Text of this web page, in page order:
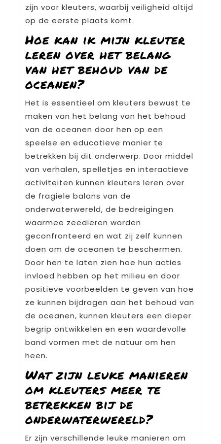
zijn voor kleuters, waarbij veiligheid altijd
op de eerste plaats komt.
Hoe kan ik mijn kleuter
leren over het belang
van het behoud van de
oceanen?
Het is essentieel om kleuters bewust te
maken van het belang van het behoud
van de oceanen door hen op een
speelse en educatieve manier te
betrekken bij dit onderwerp. Door middel
van verhalen, spelletjes en interactieve
activiteiten kunnen kleuters leren over
de fragiele balans van de
onderwaterwereld, de bedreigingen
waarmee zeedieren worden
geconfronteerd en wat zij zelf kunnen
doen om de oceanen te beschermen.
Door hen te laten zien hoe hun acties
invloed hebben op het milieu en door
positieve voorbeelden te geven van hoe
ze kunnen bijdragen aan het behoud van
de oceanen, kunnen kleuters een dieper
begrip ontwikkelen en een waardevolle
band vormen met de natuur om hen
heen.
Wat zijn leuke manieren
om kleuters meer te
betrekken bij de
onderwaterwereld?
Er zijn verschillende leuke manieren om